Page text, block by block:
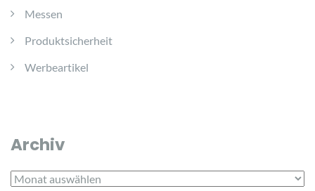
Messen
Produktsicherheit
Werbeartikel
Archiv
Archiv